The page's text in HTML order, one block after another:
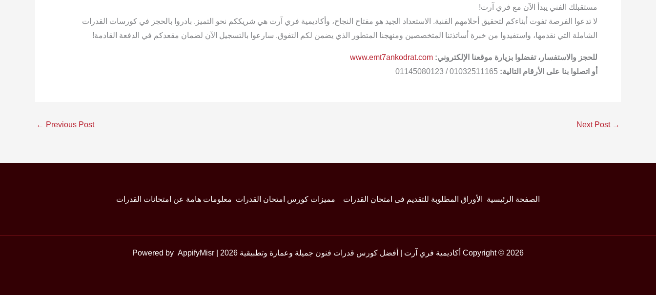
مستقبلك الفني يبدأ الآن مع فري آرت!
لا تدعوا الفرصة تفوت أبناءكم لتحقيق أحلامهم الفنية. الاستعداد الجيد هو مفتاح النجاح، وأكاديمية فري آرت هي شريككم نحو التميز. بادروا بالحجز في كورسات القدرات
الشاملة التي نقدمها، واستفيدوا من خبرة أساتذتنا المتخصصين ومنهجنا المتطور الذي يضمن لكم التفوق. سارعوا بالتسجيل الآن لضمان مقعدكم في الدفعة القادمة!
للحجز والاستفسار، تفضلوا بزيارة موقعنا الإلكتروني: www.emt7ankodrat.com
أو اتصلوا بنا على الأرقام التالية:
← Previous Post Next Post →
الصفحة الرئيسية الأوراق المطلوبة للتقديم فى امتحان القدرات مميزات كورس امتحان القدرات معلومات هامة عن امتحانات القدرات
Copyright © 2026 أكاديمية فري آرت | أفضل كورس قدرات فنون جميلة وعمارة وتطبيقية 2026 | Powered by AppifyMisr